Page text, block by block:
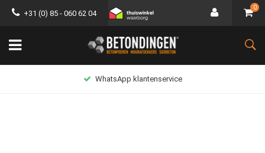
+31 (0) 85 - 060 62 04
0
WhatsApp klantenservice